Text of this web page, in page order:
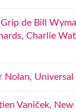
de Bill
Charlie
Nolan, Universal
Vaniček,